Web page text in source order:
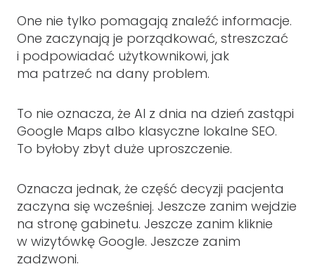
One nie tylko pomagają znaleźć informacje.
One zaczynają je porządkować, streszczać
i podpowiadać użytkownikowi, jak
ma patrzeć na dany problem.
To nie oznacza, że AI z dnia na dzień zastąpi
Google Maps albo klasyczne lokalne SEO.
To byłoby zbyt duże uproszczenie.
Oznacza jednak, że część decyzji pacjenta
zaczyna się wcześniej. Jeszcze zanim wejdzie
na stronę gabinetu. Jeszcze zanim kliknie
w wizytówkę Google. Jeszcze zanim
zadzwoni.